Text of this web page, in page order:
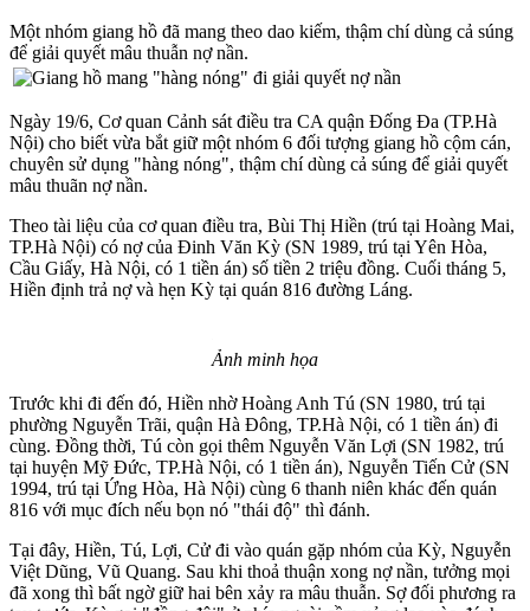
Một nhóm giang hồ đã mang theo dao kiếm, thậm chí dùng cả súng
để giải quyết mâu thuẫn nợ nần.
Ngày 19/6, Cơ quan Cảnh sát điều tra CA quận Đống Đa (TP.Hà
Nội) cho biết vừa bắt giữ một nhóm 6 đối tượng giang hồ cộm cán,
chuyên sử dụng "hàng nóng", thậm chí dùng cả súng để giải quyết
mâu thuãn nợ nần.
Theo tài liệu của cơ quan điều tra, Bùi Thị Hiền (trú tại Hoàng Mai,
TP.Hà Nội) có nợ của Đinh Văn Kỳ (SN 1989, trú tại Yên Hòa,
Cầu Giấy, Hà Nội, có 1 tiền án) số tiền 2 triệu đồng. Cuối tháng 5,
Hiền định trả nợ và hẹn Kỳ tại quán 816 đường Láng.
Ảnh minh họa
Trước khi đi đến đó, Hiền nhờ Hoàng Anh Tú (SN 1980, trú tại
phường Nguyễn Trãi, quận Hà Đông, TP.Hà Nội, có 1 tiền án) đi
cùng. Đồng thời, Tú còn gọi thêm Nguyễn Văn Lợi (SN 1982, trú
tại huyện Mỹ Đức, TP.Hà Nội, có 1 tiền án), Nguyễn Tiến Cử (SN
1994, trú tại Ứng Hòa, Hà Nội) cùng 6 thanh niên khác đến quán
816 với mục đích nếu bọn nó "thái độ" thì đánh.
Tại đây, Hiền, Tú, Lợi, Cử đi vào quán gặp nhóm của Kỳ, Nguyễn
Việt Dũng, Vũ Quang. Sau khi thoả thuận xong nợ nần, tưởng mọi
đã xong thì bất ngờ giữ hai bên xảy ra mâu thuẫn. Sợ đối phương ra